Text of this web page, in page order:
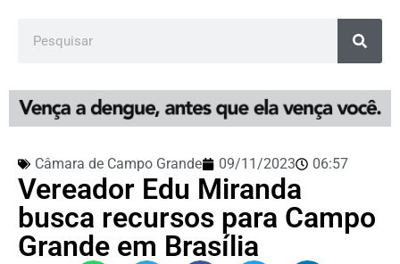
Câmara de Campo Grande 09/11/2023 06:57
Vereador Edu Miranda
busca recursos para Campo
Grande em Brasília